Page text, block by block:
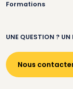
Formations
UNE QUESTION ? UN
Nous